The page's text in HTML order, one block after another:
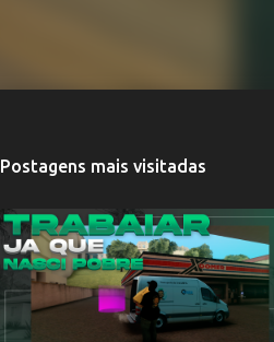
Postagens mais visitadas